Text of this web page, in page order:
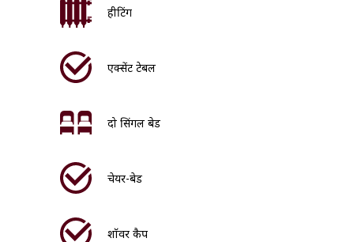
हीटिंग
एक्सेंट टेबल
दो सिंगल बेड
चेयर-बेड
शॉवर कैप